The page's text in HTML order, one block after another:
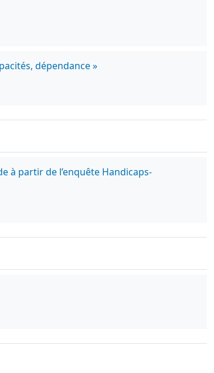
dépendance »
à partir de l’enquête Handicaps-